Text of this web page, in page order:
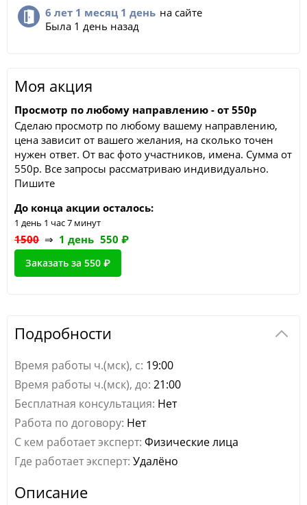
6 лет 1 месяц 1 день на сайте
Была 1 день назад
Моя акция
Просмотр по любому направлению - от 550р
Сделаю просмотр по любому вашему направлению,
цена зависит от вашего желания, на сколько точен
нужен ответ. От вас фото участников, имена. Сумма от
550р. Все запросы рассматриваю индивидуально.
Пишите
До конца акции осталось:
1 день 1 час 7 минут
1500 ⇒ 1 день 550 ₽
Заказать за 550 ₽
Подробности
Время работы ч.(мск), с: 19:00
Время работы ч.(мск), до: 21:00
Бесплатная консультация: Нет
Работа по договору: Нет
С кем работает эксперт: Физические лица
Где работает эксперт: Удалёно
Описание